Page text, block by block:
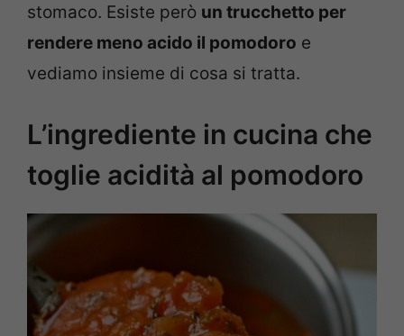
stomaco. Esiste però un trucchetto per
rendere meno acido il pomodoro e
vediamo insieme di cosa si tratta.
L’ingrediente in cucina che
toglie acidità al pomodoro